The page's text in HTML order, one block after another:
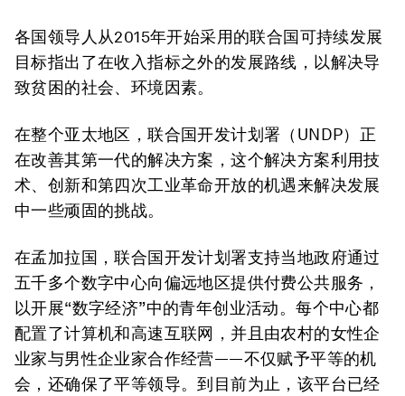
各国领导人从2015年开始采用的联合国可持续发展
目标指出了在收入指标之外的发展路线，以解决导
致贫困的社会、环境因素。
在整个亚太地区，联合国开发计划署（UNDP）正
在改善其第一代的解决方案，这个解决方案利用技
术、创新和第四次工业革命开放的机遇来解决发展
中一些顽固的挑战。
在孟加拉国，联合国开发计划署支持当地政府通过
五千多个数字中心向偏远地区提供付费公共服务，
以开展“数字经济”中的青年创业活动。每个中心都
配置了计算机和高速互联网，并且由农村的女性企
业家与男性企业家合作经营——不仅赋予平等的机
会，还确保了平等领导。到目前为止，该平台已经